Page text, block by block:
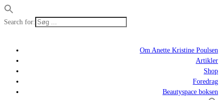
Search for:
Om Anette Kristine Poulsen
Artikler
Shop
Foredrag
Beautyspace boksen